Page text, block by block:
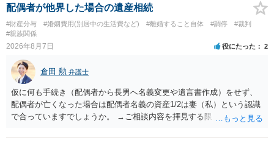
に勤務先」が含まれているので、私に収入が入った事は相手に通知が
行く事になり、上記のような文言が無くても養育費の見直しは適宜出
来るかと思うのですが違うのでしょうか？との点はそのとおりかと思
います。養育費は事情の変更があった場合に変更するので毎年見直す
配偶者が他界した場合の遺産相続
#財産分与 #婚姻費用(別居中の生活費など) #離婚すること自体 #調停
#裁判
#親族関係
2026年8月7日 役にたった 2
倉田 勲 弁護士
仮に何も手続き（配偶者から長男へ名義変更や遺言書作成）をせず、
配偶者が亡くなった場合は配偶者名義の資産1/2は妻（私）という認識
で合っていますでしょうか。 →ご相談内容を拝見する限りでは、その
完全に所有する場合は、他の相続人に対して自宅の評価額の１/２の代